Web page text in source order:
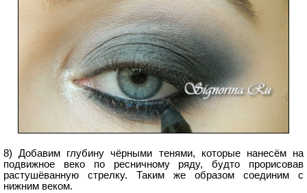
8) Добавим глубину чёрными тенями, которые нанесём на
подвижное веко по ресничному ряду, будто прорисовав
растушёванную стрелку. Таким же образом соединим с
нижним веком.